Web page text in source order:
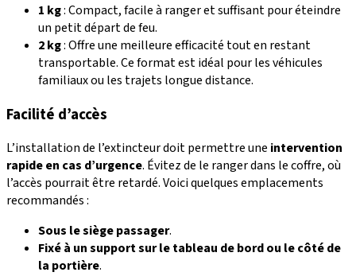
1 kg: Compact, facile à ranger et suffisant pour éteindre
un petit départ de feu.
2 kg: Offre une meilleure efficacité tout en restant
transportable. Ce format est idéal pour les véhicules
familiaux ou les trajets longue distance.
Facilité d’accès
L’installation de l’extincteur doit permettre une intervention
rapide en cas d’urgence. Évitez de le ranger dans le coffre, où
l’accès pourrait être retardé. Voici quelques emplacements
recommandés :
Sous le siège passager.
Fixé à un support sur le tableau de bord ou le côté de
la portière.